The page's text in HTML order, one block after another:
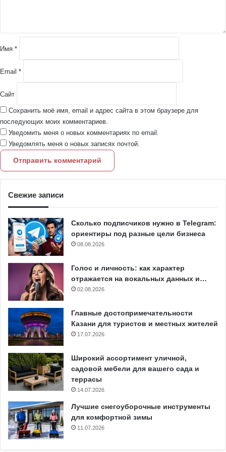
и
й
Имя *
Email *
Сайт
Сохранить моё имя, email и адрес сайта в этом браузере для
последующих моих комментариев.
Уведомить меня о новых комментариях по email.
Уведомлять меня о новых записях почтой.
Свежие записи
Сколько подписчиков нужно в Telegram:
ориентиры под разные цели бизнеса
08.08.2026
Голос и личность: как характер
отражается на вокальных данных и…
02.08.2026
Главные достопримечательности
Казани для туристов и местных жителей
17.07.2026
Широкий ассортимент уличной,
садовой мебели для вашего сада и
террасы
14.07.2026
Лучшие снегоуборочные инструменты
для комфортной зимы
11.07.2026